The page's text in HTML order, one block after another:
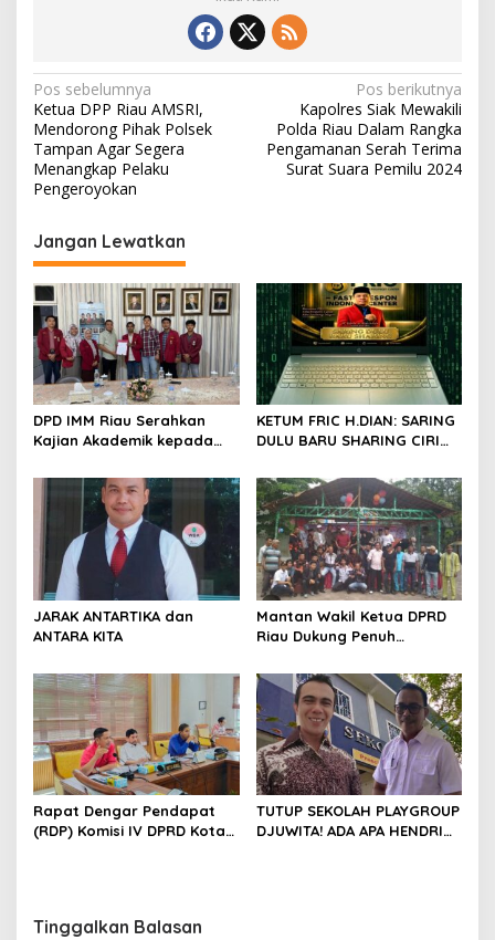
N
a
v
i
a
s
i
p
o
s
Pos sebelumnya
Ketua DPP Riau AMSRI,
Mendorong Pihak Polsek
Tampan Agar Segera
Menangkap Pelaku
Pengeroyokan
Pos berikutnya
Kapolres Siak Mewakili
Polda Riau Dalam Rangka
Pengamanan Serah Terima
Surat Suara Pemilu 2024
Jangan Lewatkan
DPD IMM Riau Serahkan
Kajian Akademik kepada
Keadilan bagi Provinsi Riau
KETUM FRIC H.DIAN: SARING
DULU BARU SHARING CIRI
SOSIAL
JARAK ANTARTIKA dan
ANTARA KITA
Mantan Wakil Ketua DPRD
Riau Dukung Penuh
Perjuangan Lahirnya
Kabupaten Kepulauan
Meranti
Rapat Dengar Pendapat
(RDP) Komisi IV DPRD Kota
TUTUP SEKOLAH PLAYGROUP
DJUWITA! ADA APA HENDRI
Tinggalkan Balasan